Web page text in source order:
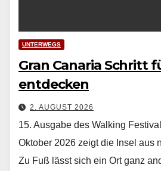
UNTERWEGS
Gran Canaria Schritt
entdecken
2. AUGUST 2026
15. Ausgabe des Walking
Oktober 2026 zeigt die Insel aus
Zu Fuß lässt sich ein Ort ganz